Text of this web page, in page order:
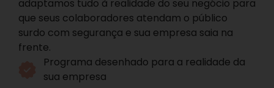
adaptamos tudo à realidade do seu negócio para
que seus colaboradores atendam o público
surdo com segurança e sua empresa saia na
frente.
Programa desenhado para a realidade da
sua empresa